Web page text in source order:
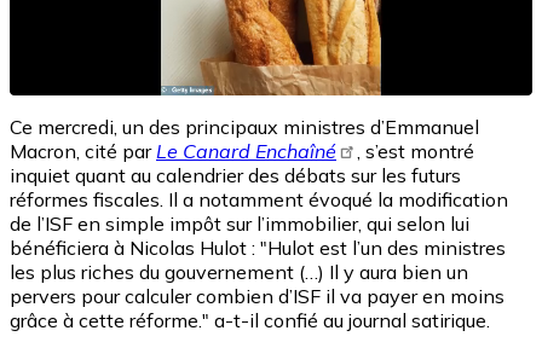
Ce mercredi, un des principaux ministres d’Emmanuel
Macron, cité par Le Canard Enchaîné
, s’est montré
inquiet quant au calendrier des débats sur les futurs
réformes fiscales. Il a notamment évoqué la modification
de l’ISF en simple impôt sur l’immobilier, qui selon lui
bénéficiera à Nicolas Hulot : "Hulot est l’un des ministres
les plus riches du gouvernement (…) Il y aura bien un
pervers pour calculer combien d’ISF il va payer en moins
grâce à cette réforme." a-t-il confié au journal satirique.